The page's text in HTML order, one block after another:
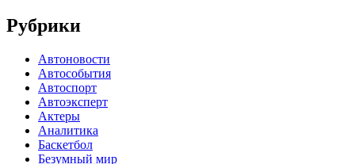
Рубрики
Автоновости
Автособытия
Автоспорт
Автоэксперт
Актеры
Аналитика
Баскетбол
Безумный мир